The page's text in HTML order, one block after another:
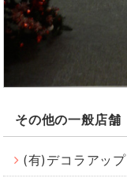
その他の一般店舗
(有)デコラアップ